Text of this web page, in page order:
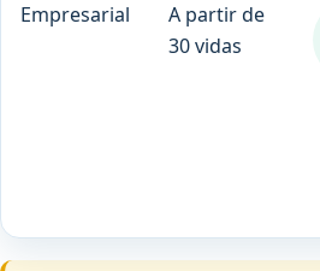
Empresarial
A partir de
30 vidas